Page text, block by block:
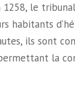
le
habitants
ils sont
la